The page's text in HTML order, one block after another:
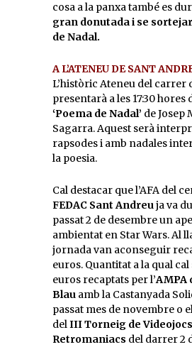
cosa a la panxa també es
gran donutada i se
de Nadal.
A L’ATENEU DE SANT
L’històric Ateneu del carrer
presentarà a les 17:30 hores
‘Poema de Nadal’ de Josep
Sagarra. Aquest serà
rapsodes i amb nadales
la poesia.
Cal destacar que l’AFA del
FEDAC Sant Andreuja va
passat 2 de desembre un
ambientat en Star Wars. Al
jornada van aconseguir
euros. Quantitat a la qual cal
euros recaptats per l’AMPA
Blau amb la Castanyada
passat mes de novembre o
delIII Torneig de Videojocs
Retromaniacs del darrer 2